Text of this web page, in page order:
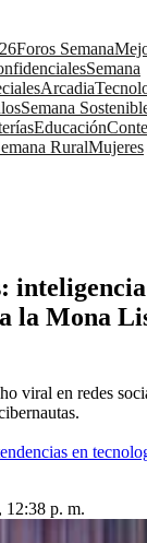
Foros Semana
Semana
Arcadia
Semana
Educación
RuralMujeres
la Mona
viral en redes
en
12:38 p. m.